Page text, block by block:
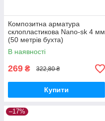
Композитна арматура
склопластикова Nano-sk 4 мм
(50 метрів бухта)
В наявності
269 ₴ 322,80 ₴
Купити
–17%